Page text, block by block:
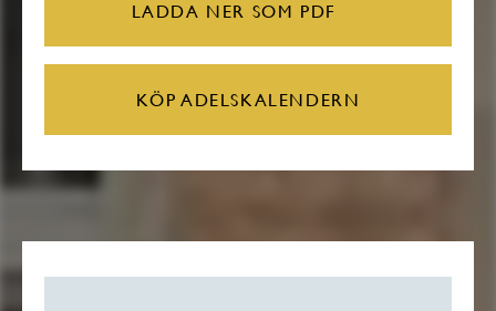
LADDA NER SOM PDF
KÖP ADELSKALENDERN